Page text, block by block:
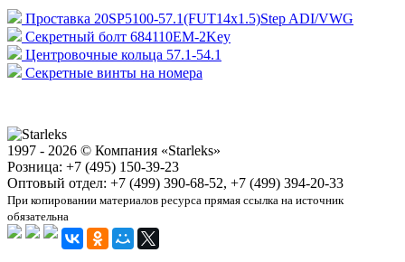
Проставка 20SP5100-57.1(FUT14x1.5)Step ADI/VWG
Секретный болт 684110EM-2Key
Центровочные кольца 57.1-54.1
Секретные винты на номера
1997 - 2026 © Компания «Starleks»
Розница: +7 (495) 150-39-23
Оптовый отдел: +7 (499) 390-68-52, +7 (499) 394-20-33
При копировании материалов ресурса прямая ссылка на источник
обязательна